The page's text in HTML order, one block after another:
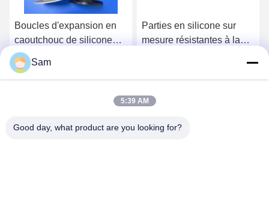
de
Parties en silicone sur
mesure résistantes à la
Lumières LED Profiles
caoutchouc de silicone
Sam
5:39 AM
Good day, what product are you looking for?